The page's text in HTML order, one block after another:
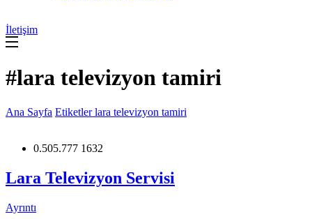
İletişim
#lara televizyon tamiri
Ana Sayfa Etiketlerlara televizyon tamiri
0.505.777 1632
Lara Televizyon Servisi
Ayrıntı